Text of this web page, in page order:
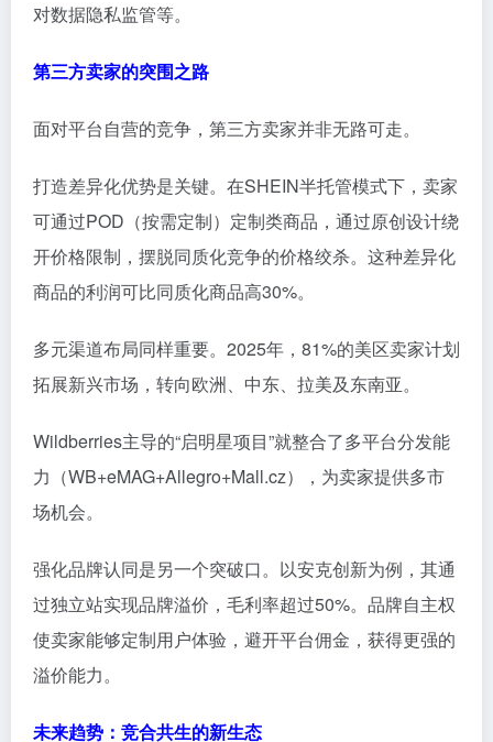
对数据隐私监管等。
第三方卖家的突围之路
面对平台自营的竞争，第三方卖家并非无路可走。
打造差异化优势是关键。在SHEIN半托管模式下，卖家
可通过POD（按需定制）定制类商品，通过原创设计绕
开价格限制，摆脱同质化竞争的价格绞杀。这种差异化
商品的利润可比同质化商品高30%。
多元渠道布局同样重要。2025年，81%的美区卖家计划
拓展新兴市场，转向欧洲、中东、拉美及东南亚。
Wildberries主导的“启明星项目”就整合了多平台分发能
力（WB+eMAG+Allegro+Mall.cz），为卖家提供多市
场机会。
强化品牌认同是另一个突破口。以安克创新为例，其通
过独立站实现品牌溢价，毛利率超过50%。品牌自主权
使卖家能够定制用户体验，避开平台佣金，获得更强的
溢价能力。
未来趋势：竞合共生的新生态